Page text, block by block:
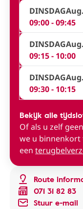
Route
071 31 82 83
Stuur e-mail
DINSDAG
09:00 - 09:45
DINSDAG
09:15 - 10:00
DINSDAG
09:30 - 10:15
Bekijk alle
Of als u zelf
we u binnenkort
een